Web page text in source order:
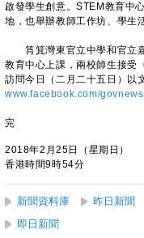
啟發學生創意。STEM教育中
地，也舉辦教師工作坊、學生
筲箕灣東官立中學和官立嘉
教育中心上課，兩校師生接受
訪問今日（二月二十五日）以
www.facebook.com/
完
2018年2月25日（星期日）
香港時間9時54分
新聞資料庫 昨日新聞
即日新聞